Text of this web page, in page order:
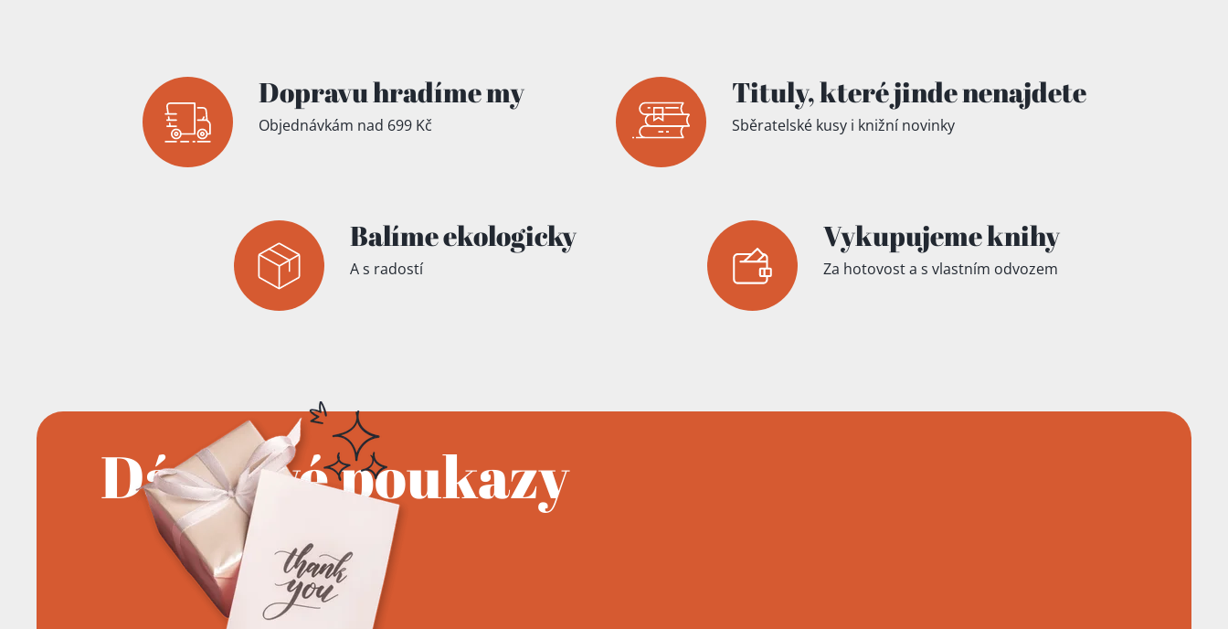
Dopravu hradíme my
Objednávkám nad 699 Kč
Tituly,které jindenenajdete
Sběratelské kusy i knižní novinky
Balíme ekologicky
A s radostí
Vykupujeme knihy
Za hotovost a s vlastním odvozem
Dárkové poukazy
Přidáno do košíku!